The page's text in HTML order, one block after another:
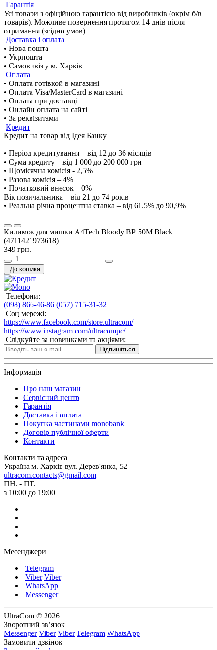
Гарантія
Усі товари з офіційною гарантією від виробників (окрім б/в
товарів). Можливе повернення протягом 14 днів після
отримання (згідно умов).
Доставка і оплата
• Нова пошта
• Укрпошта
• Самовивіз у м. Харків
Оплата
• Оплата готівкой в магазині
• Оплата Visa/MasterCard в магазині
• Оплата при доставці
• Онлайн оплата на сайті
• За реквізитами
Кредит
Кредит на товар від Ідея Банку
• Період кредитування – від 12 до 36 місяців
• Сума кредиту – від 1 000 до 200 000 грн
• Щомісячна комісія - 2,5%
• Разова комісія – 4%
• Початковий внесок – 0%
Вік позичальника – від 21 до 74 років
• Реальна річна процентна ставка – від 61.5% до 90,9%
Килимок для мишки A4Tech Bloody BP-50M Black
(4711421973618)
349 грн.
До кошика
Телефони:
(098) 866-46-86 (057) 715-31-32
Соц мережі:
https://www.facebook.com/store.ultracom/
https://www.instagram.com/ultracompc/
Слідкуйте за новинками та акціями:
Підпишіться
Інформація
Про наш магазин
Сервісний центр
Гарантія
Доставка і оплата
Покупка частинами monobank
Договір публічної оферти
Контакти
Контакти та адреса
Україна м. Харків вул. Дерев'янка, 52
ultracom.contacts@gmail.com
ПН. - ПТ.
з 10:00 до 19:00
Месенджери
Telegram
Viber Viber
WhatsApp
Messenger
UltraCom © 2026
Зворотний зв’язок
Messenger Viber Viber Telegram WhatsApp
Замовити дзвінок